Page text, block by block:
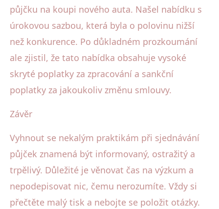
půjčku na koupi nového auta. Našel nabídku s
úrokovou sazbou, která byla o polovinu nižší
než konkurence. Po důkladném prozkoumání
ale zjistil, že tato nabídka obsahuje vysoké
skryté poplatky za zpracování a sankční
poplatky za jakoukoliv změnu smlouvy.
Závěr
Vyhnout se nekalým praktikám při sjednávání
půjček znamená být informovaný, ostražitý a
trpělivý. Důležité je věnovat čas na výzkum a
nepodepisovat nic, čemu nerozumíte. Vždy si
přečtěte malý tisk a nebojte se položit otázky.